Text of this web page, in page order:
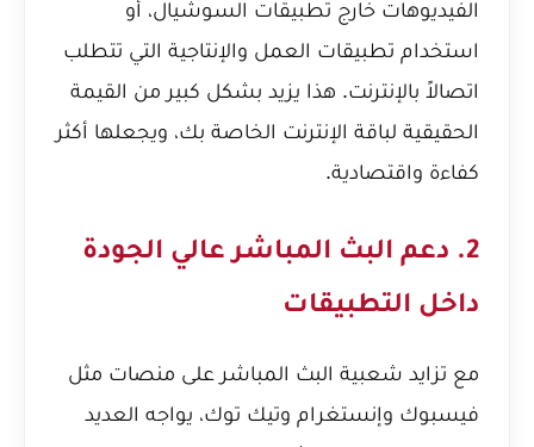
الفيديوهات خارج تطبيقات السوشيال، أو
استخدام تطبيقات العمل والإنتاجية التي تتطلب
اتصالاً بالإنترنت. هذا يزيد بشكل كبير من القيمة
الحقيقية لباقة الإنترنت الخاصة بك، ويجعلها أكثر
كفاءة واقتصادية.
2. دعم البث المباشر عالي الجودة
داخل التطبيقات
مع تزايد شعبية البث المباشر على منصات مثل
فيسبوك وإنستغرام وتيك توك، يواجه العديد